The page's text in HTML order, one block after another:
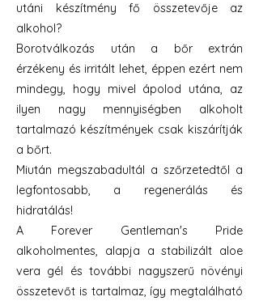
utáni készítmény fő összetevője az
alkohol?
Borotválkozás után a bőr extrán
érzékeny és irritált lehet, éppen ezért nem
mindegy, hogy mivel ápolod utána, az
ilyen nagy mennyiségben alkoholt
tartalmazó készítmények csak kiszárítják
a bőrt.
Miután megszabadultál a szőrzetedtől a
legfontosabb, a regenerálás és
hidratálás!
A Forever Gentleman's Pride
alkoholmentes, alapja a stabilizált aloe
vera gél és további nagyszerű növényi
összetevőt is tartalmaz, így megtalálható